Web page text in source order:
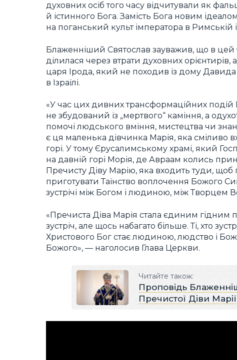
духовних осіб того часу відчитували як
й істинного Бога. Замість Бога новим
на поганський культ імператора в Римській
Блаженніший Святослав зауважив, що в цей
ділилася через втрати духовних
царя Ірода, який не походив із дому
в Ізраїлі.
«У час цих дивних трансформаційних
не збудований із „мертвого“ каміння, а
помочі людського вміння, мистецтва чи
є ця маленька дівчинка Марія, яка сміливо
горі. У тому Єрусалимському храмі, який
на давній горі Морія, де Авраам колись
Пречисту Діву Марію, яка входить туди,
приготувати Таїнство воплочення Божого
зустрічі між Богом і людиною, між Творцем
«Пречиста Діва Марія стала єдиним гідним
зустріч, але щось набагато більше. Ті, хто
Христового Бог стає людиною, людство і
Божого», — наголосив Глава Церкви.
Читайте також:
Проповідь
Пречистої Діви Марії